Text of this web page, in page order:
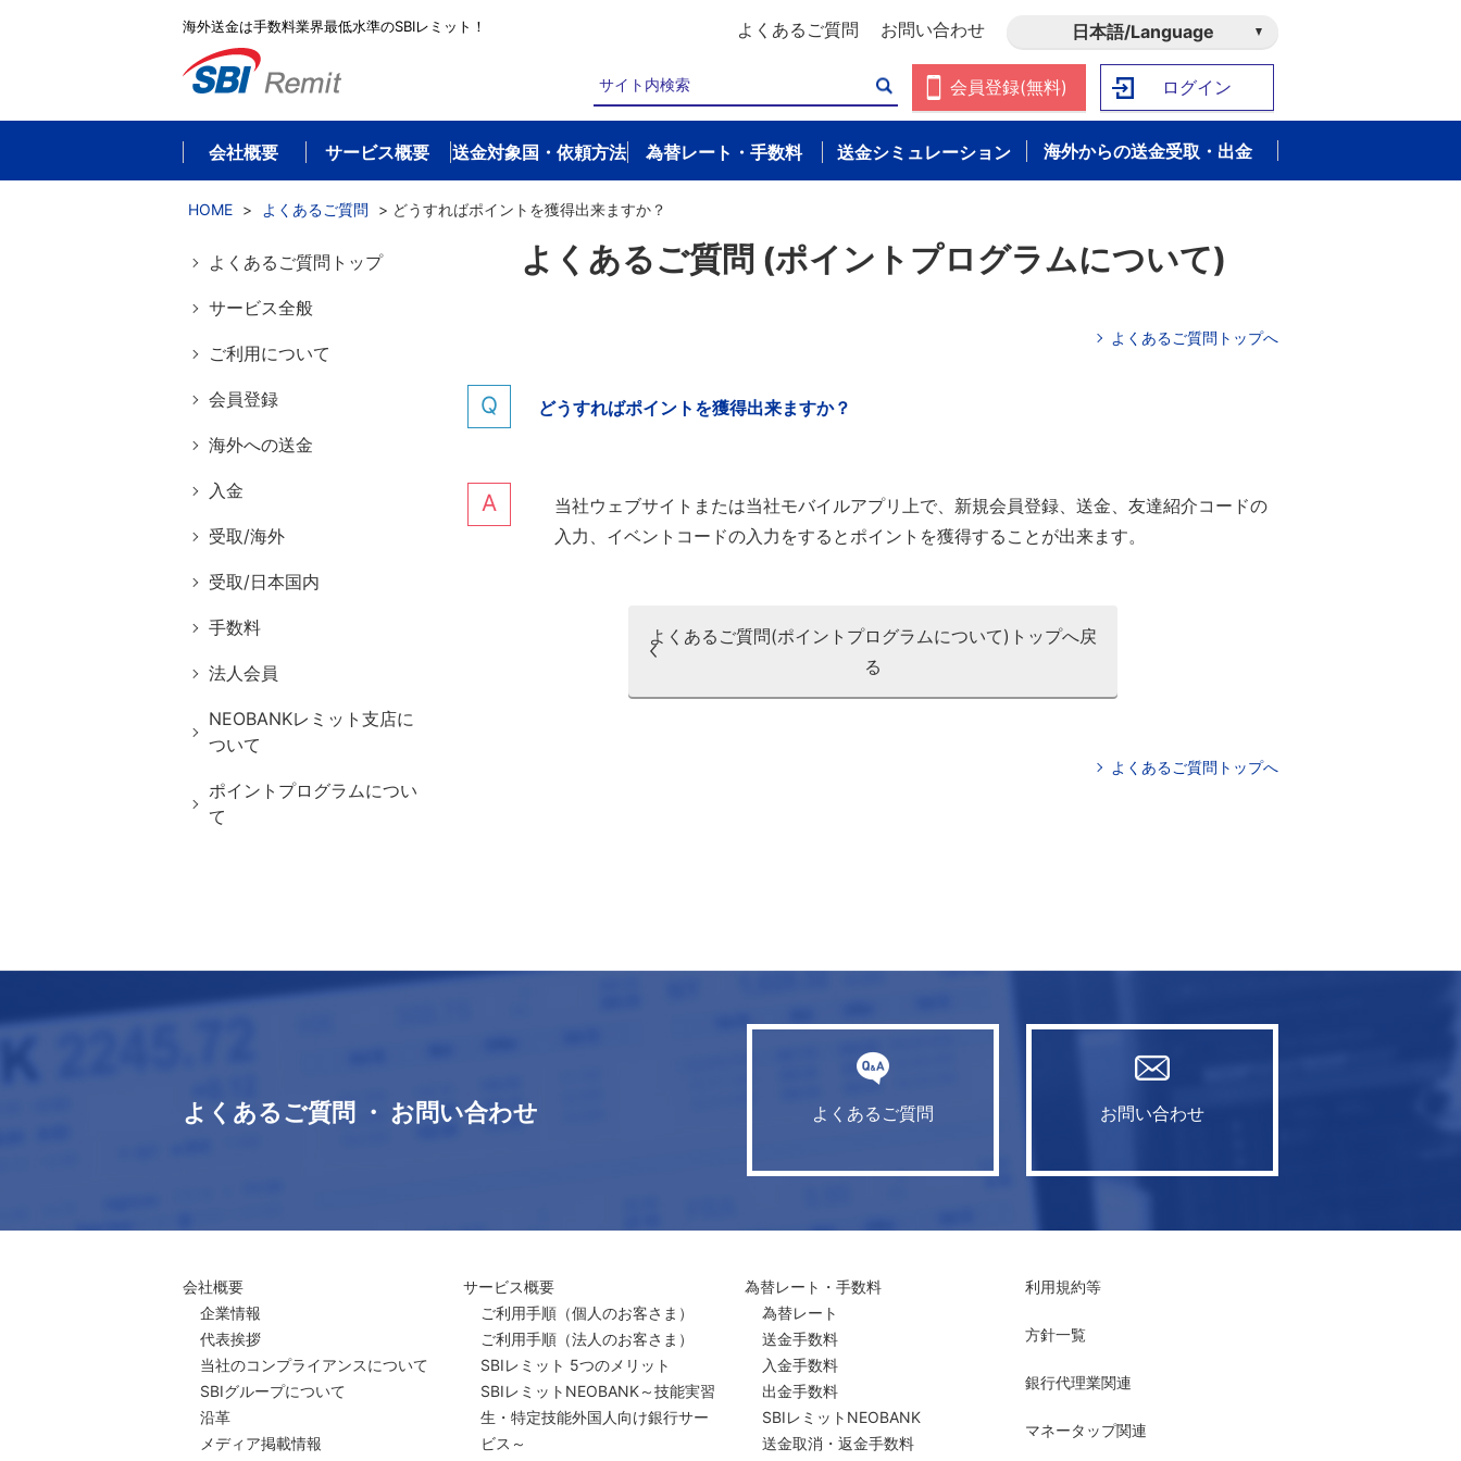
海外送金は手数料業界最低水準のSBIレミット！ よくあるご質問 お問い合わせ 日本語/Language
会員登録(無料) ログイン
会社概要 サービス概要 送金対象国・依頼方法 為替レート・手数料 送金シミュレーション 海外からの送金受取・出金
HOME > よくあるご質問 > どうすればポイントを獲得出来ますか？
よくあるご質問 (ポイントプログラムについて)
よくあるご質問トップへ
どうすればポイントを獲得出来ますか？
当社ウェブサイトまたは当社モバイルアプリ上で、新規会員登録、送金、友達紹介コードの
入力、イベントコードの入力をするとポイントを獲得することが出来ます。
よくあるご質問(ポイントプログラムについて)トップへ戻
る
よくあるご質問トップへ
よくあるご質問トップ
サービス全般
ご利用について
会員登録
海外への送金
入金
受取/海外
受取/日本国内
手数料
法人会員
NEOBANKレミット支店に
ついて
ポイントプログラムについ
て
よくあるご質問 ・ お問い合わせ よくあるご質問 お問い合わせ
会社概要
企業情報
代表挨拶
当社のコンプライアンスについて
SBIグループについて
沿革
メディア掲載情報
サービス概要
ご利用手順 （個人のお客さま）
ご利用手順 （法人のお客さま）
SBIレミット 5つのメリット
SBIレミットNEOBANK～技能実習
生・特定技能外国人向け銀行サー
ビス～
為替レート・手数料
為替レート
送金手数料
入金手数料
出金手数料
SBIレミットNEOBANK
送金取消・返金手数料
利用規約等
方針一覧
銀行代理業関連
マネータップ関連